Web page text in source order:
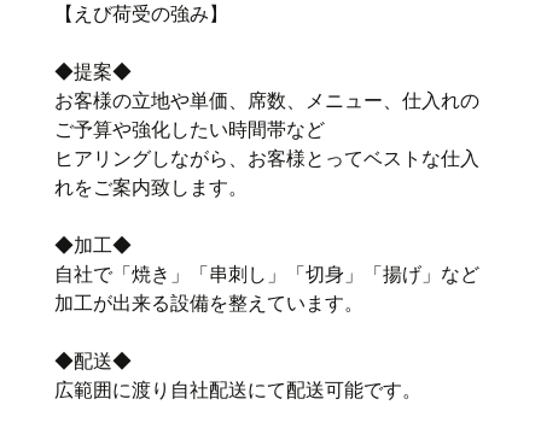
【えび荷受の強み】
◆提案◆
お客様の立地や単価、席数、メニュー、仕入れの
ご予算や強化したい時間帯など
ヒアリングしながら、お客様とってベストな仕入
れをご案内致します。
◆加工◆
自社で「焼き」「串刺し」「切身」「揚げ」など
加工が出来る設備を整えています。
◆配送◆
広範囲に渡り自社配送にて配送可能です。